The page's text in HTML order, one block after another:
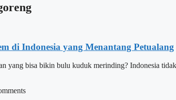
di Indonesia yang Menantang Petualang
yang bisa bikin bulu kuduk merinding? Indonesia